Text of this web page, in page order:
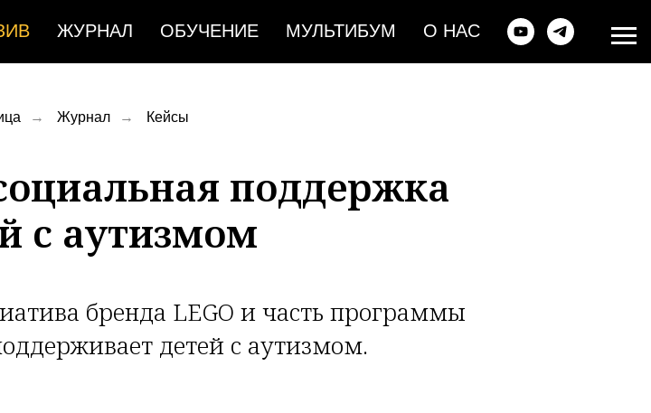
ЖУРНАЛ ОБУЧЕНИЕ МУЛЬТИБУМ О НАС
→ Журнал → Кейсы
поддержка
с аутизмом
бренда LEGO и часть программы
детей с аутизмом.